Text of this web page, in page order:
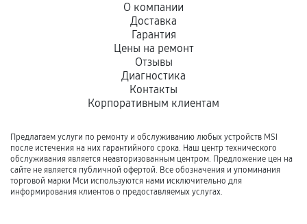
О компании
Доставка
Гарантия
Цены на ремонт
Отзывы
Диагностика
Контакты
Корпоративным клиентам
Предлагаем услуги по ремонту и обслуживанию любых устройств MSI
после истечения на них гарантийного срока. Наш центр технического
обслуживания является неавторизованным центром. Предложение цен на
сайте не является публичной офертой. Все обозначения и упоминания
торговой марки Мси используются нами исключительно для
информирования клиентов о предоставляемых услугах.